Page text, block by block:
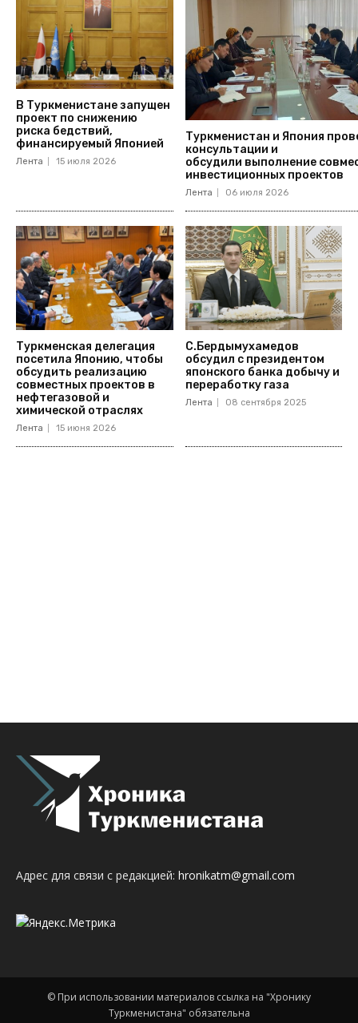
Адрес для связи с редакцией: hronikatm@gmail.com
© При использовании материалов ссылка на "Хронику
Туркменистана" обязательна